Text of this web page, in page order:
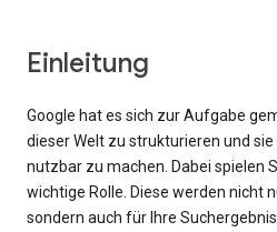
Einleitung
Google hat es sich zur Aufgabe
dieser Welt zu strukturieren und
nutzbar zu machen. Dabei spielen
wichtige Rolle. Diese werden nicht
sondern auch für Ihre